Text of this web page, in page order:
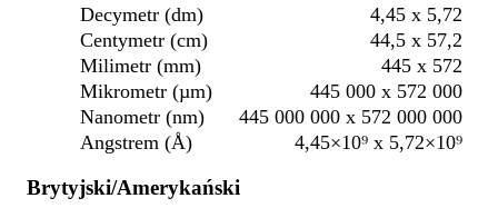
Decymetr (dm)
4,45 x 5,72
Centymetr (cm)
44,5 x 57,2
Milimetr (mm)
445 x 572
Mikrometr (µm)
445 000 x 572 000
Nanometr (nm)
445 000 000 x 572 000 000
Angstrem (Å)
4,45×10⁹ x 5,72×10⁹
Brytyjski/Amerykański